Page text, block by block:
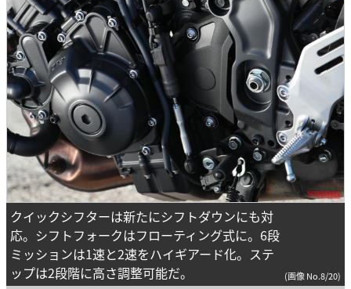
クイックシフターは新たにシフトダウンにも対
応。シフトフォークはフローティング式に。6段
ミッションは1速と2速をハイギアード化。ステ
ップは2段階に高さ調整可能だ。
(画像 No.8/20)